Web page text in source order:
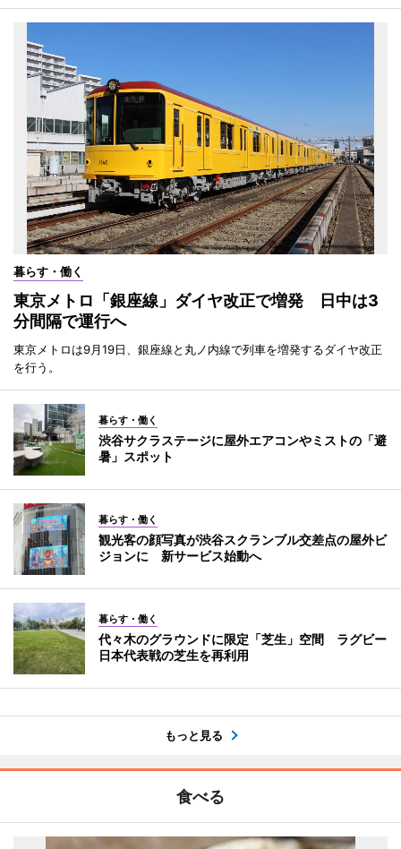
暮らす・働く
東京メトロ「銀座線」ダイヤ改正で増発 日中は3
分間隔で運行へ
東京メトロは9月19日、銀座線と丸ノ内線で列車を増発するダイヤ改正
を行う。
暮らす・働く
渋谷サクラステージに屋外エアコンやミストの「避
暑」スポット
暮らす・働く
観光客の顔写真が渋谷スクランブル交差点の屋外ビ
ジョンに 新サービス始動へ
暮らす・働く
代々木のグラウンドに限定「芝生」空間 ラグビー
日本代表戦の芝生を再利用
もっと見る
食べる